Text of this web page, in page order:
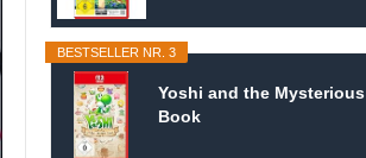
BESTSELLER NR. 3
Yoshi and the Mysterious
Book